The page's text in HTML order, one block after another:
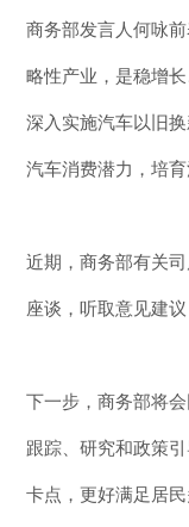
商务部发言人何咏
略性产业，是稳增
深入实施汽车以旧
汽车消费潜力，培育
近期，商务部有关
座谈，听取意见建
下一步，商务部将
跟踪、研究和政策
卡点，更好满足居